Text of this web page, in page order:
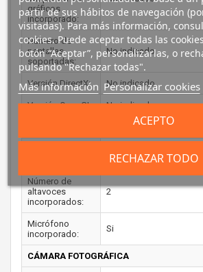
gráficos
incorporado:
Número de
pantallas
soportadas:
No indicado
Versión DirectX: No indicado
Versión OpenGL: No indicado
No indicado
Número de
altavoces
incorporados:
2
Micrófono
incorporado:
Si
CÁMARA FOTOGRÁFICA
partir de sus hábitos de navegación
visitadas). Para más información,
cookies. Puede aceptar todas las
botón “Aceptar”, personalizarlas, o
pulsando "Rechazar todas".
Más información Personalizar cookies
RECHAZAR TODO
ACEPTO